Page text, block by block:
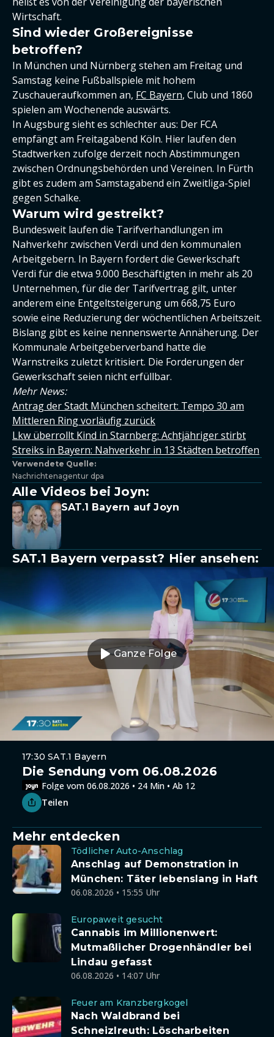
Wirtschaft.
Sind wieder Großereignisse
betroffen?
In München und Nürnberg stehen am Freitag und
Samstag keine Fußballspiele mit hohem
Zuschaueraufkommen an, FC Bayern, Club und 1860
spielen am Wochenende auswärts.
In Augsburg sieht es schlechter aus: Der FCA
empfängt am Freitagabend Köln. Hier laufen den
Stadtwerken zufolge derzeit noch Abstimmungen
zwischen Ordnungsbehörden und Vereinen. In Fürth
gibt es zudem am Samstagabend ein Zweitliga-Spiel
gegen Schalke.
Warum wird gestreikt?
Bundesweit laufen die Tarifverhandlungen im
Nahverkehr zwischen Verdi und den kommunalen
Arbeitgebern. In Bayern fordert die Gewerkschaft
Verdi für die etwa 9.000 Beschäftigten in mehr als 20
Unternehmen, für die der Tarifvertrag gilt, unter
anderem eine Entgeltsteigerung um 668,75 Euro
sowie eine Reduzierung der wöchentlichen Arbeitszeit.
Bislang gibt es keine nennenswerte Annäherung. Der
Kommunale Arbeitgeberverband hatte die
Warnstreiks zuletzt kritisiert. Die Forderungen der
Gewerkschaft seien nicht erfüllbar.
Mehr News:
Antrag der Stadt München scheitert: Tempo 30 am
Mittleren Ring vorläufig zurück
Lkw überrollt Kind in Starnberg: Achtjähriger stirbt
Streiks in Bayern: Nahverkehr in 13 Städten betroffen
Verwendete Quelle:
Nachrichtenagentur dpa
Alle Videos bei Joyn:
SAT.1 Bayern auf Joyn
SAT.1 Bayern verpasst? Hier ansehen:
Ganze Folge
17:30 SAT.1 Bayern
Die Sendung vom 06.08.2026
Folge vom 06.08.2026 • 24 Min • Ab 12
Teilen
Mehr entdecken
Tödlicher Auto-Anschlag
Anschlag auf Demonstration in
München: Täter lebenslang in Haft
06.08.2026 • 15:55 Uhr
Europaweit gesucht
Cannabis im Millionenwert:
Mutmaßlicher Drogenhändler bei
Lindau gefasst
06.08.2026 • 14:07 Uhr
Feuer am Kranzbergkogel
Nach Waldbrand bei
Schneizlreuth: Löscharbeiten